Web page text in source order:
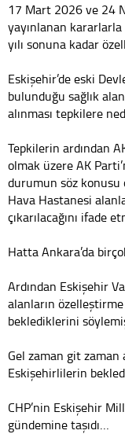
17 Mart 2026 ve 24
yayınlanan kararlarla
yılı sonuna kadar
Eskişehir’de eski
bulunduğu sağlık
alınması tepkilere
Tepkilerin ardından
olmak üzere AK
durumun söz konusu
Hava Hastanesi
çıkarılacağını ifade
Hatta Ankara’da
Ardından Eskişehir
alanların özelleştirme
beklediklerini
Gel zaman git zaman
Eskişehirlilerin
CHP’nin Eskişehir
gündemine taşıdı…